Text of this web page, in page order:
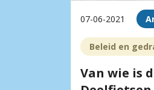
07-06-2021
Beleid en
Van wie is